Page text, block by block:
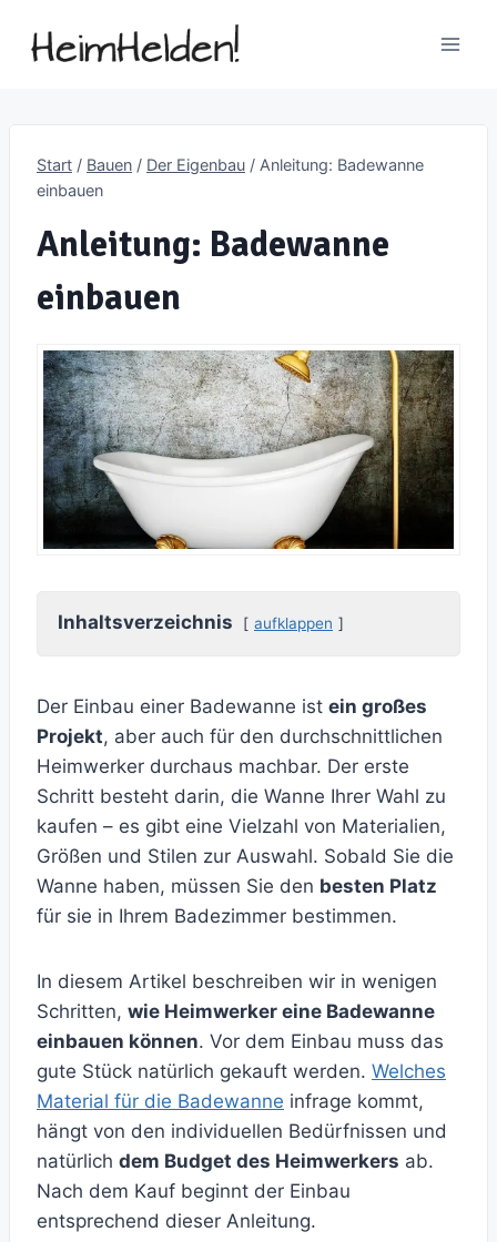
Inhalt
Start / Bauen / Der Eigenbau / Anleitung: Badewanne
einbauen
Anleitung: Badewanne
einbauen
Inhaltsverzeichnis aufklappen
Der Einbau einer Badewanne ist ein großes
Projekt, aber auch für den durchschnittlichen
Heimwerker durchaus machbar. Der erste
Schritt besteht darin, die Wanne Ihrer Wahl zu
kaufen – es gibt eine Vielzahl von Materialien,
Größen und Stilen zur Auswahl. Sobald Sie die
Wanne haben, müssen Sie den besten Platz
für sie in Ihrem Badezimmer bestimmen.
In diesem Artikel beschreiben wir in wenigen
Schritten, wie Heimwerker eine Badewanne
einbauen können. Vor dem Einbau muss das
gute Stück natürlich gekauft werden. Welches
Material für die Badewanne infrage kommt,
hängt von den individuellen Bedürfnissen und
natürlich dem Budget des Heimwerkers ab.
Nach dem Kauf beginnt der Einbau
entsprechend dieser Anleitung.